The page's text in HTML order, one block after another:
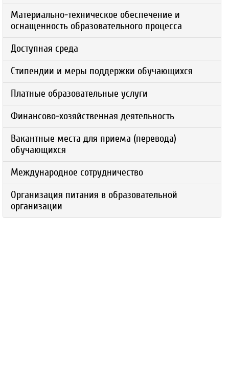
Материально-техническое обеспечение и
оснащенность образовательного процесса
Доступная среда
Стипендии и меры поддержки обучающихся
Платные образовательные услуги
Финансово-хозяйственная деятельность
Вакантные места для приема (перевода)
обучающихся
Международное сотрудничество
Организация питания в образовательной
организации